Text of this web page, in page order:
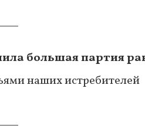
большая партия
наших истребителей